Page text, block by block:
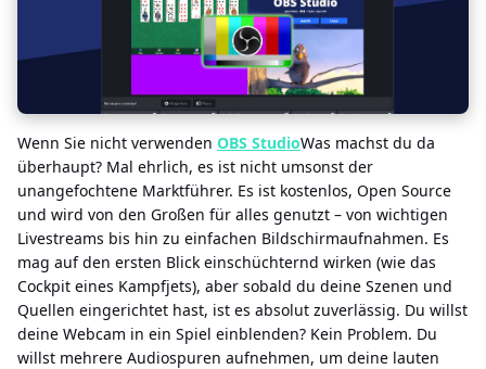
Wenn Sie nicht verwenden OBS StudioWas machst du da
überhaupt? Mal ehrlich, es ist nicht umsonst der
unangefochtene Marktführer. Es ist kostenlos, Open Source
und wird von den Großen für alles genutzt – von wichtigen
Livestreams bis hin zu einfachen Bildschirmaufnahmen. Es
mag auf den ersten Blick einschüchternd wirken (wie das
Cockpit eines Kampfjets), aber sobald du deine Szenen und
Quellen eingerichtet hast, ist es absolut zuverlässig. Du willst
deine Webcam in ein Spiel einblenden? Kein Problem. Du
willst mehrere Audiospuren aufnehmen, um deine lauten